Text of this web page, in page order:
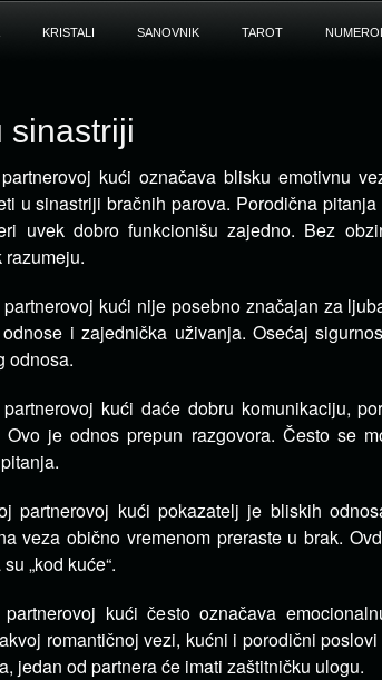
KRISTALI SANOVNIK TAROT
sinastriji
kući označava blisku emotivnu
u sinastriji bračnih parova. Porodična
uvek dobro funkcionišu zajedno. Bez
razumeju.
kući nije posebno značajan za
i zajednička uživanja. Osećaj
odnosa.
kući daće dobru komunikaciju,
Ovo je odnos prepun razgovora. Često se
partnerovoj kući pokazatelj je bliskih
veza obično vremenom preraste u brak.
„kod kuće“.
kući često označava
romantičnoj vezi, kućni i porodični
jedan od partnera će imati zaštitničku ulogu.